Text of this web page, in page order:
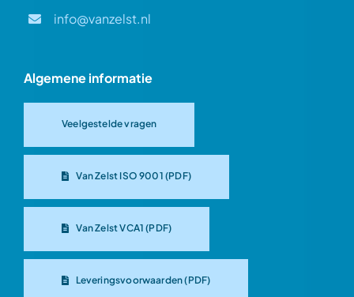
info@vanzelst.nl
Algemene informatie
Veelgestelde vragen
Van Zelst ISO 9001 (PDF)
Van Zelst VCA1 (PDF)
Leveringsvoorwaarden (PDF)